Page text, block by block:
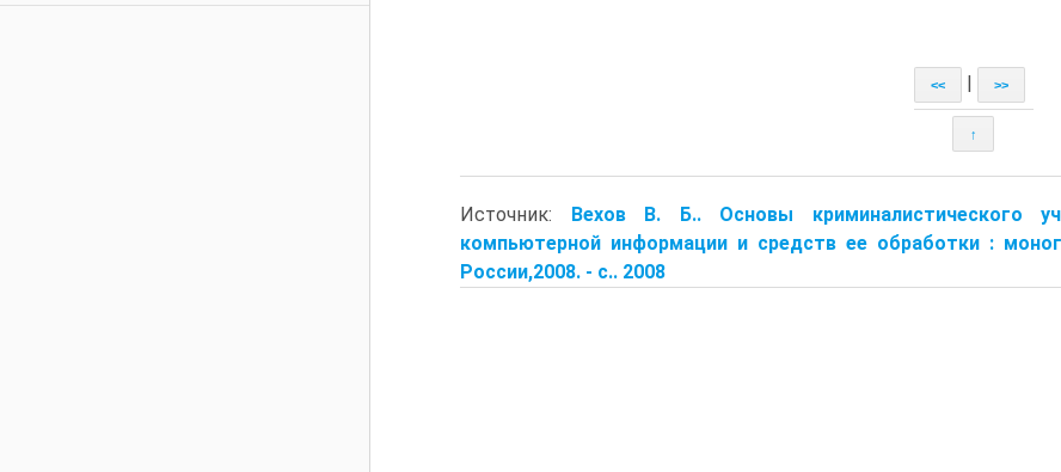
<< | >>
↑
Источник:
Вехов В. Б.. Основы криминалистического
компьютерной информации и средств ее обработки :
России,2008. - с.. 2008